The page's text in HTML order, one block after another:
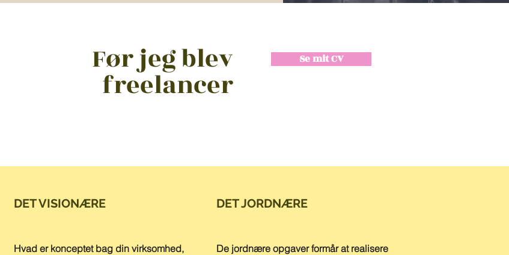
Før jeg blev
freelancer
Se mit CV
DET VISIONÆRE DET JORDNÆRE
Hvad er konceptet bag din virksomhed,
De jordnære opgaver formår at realisere